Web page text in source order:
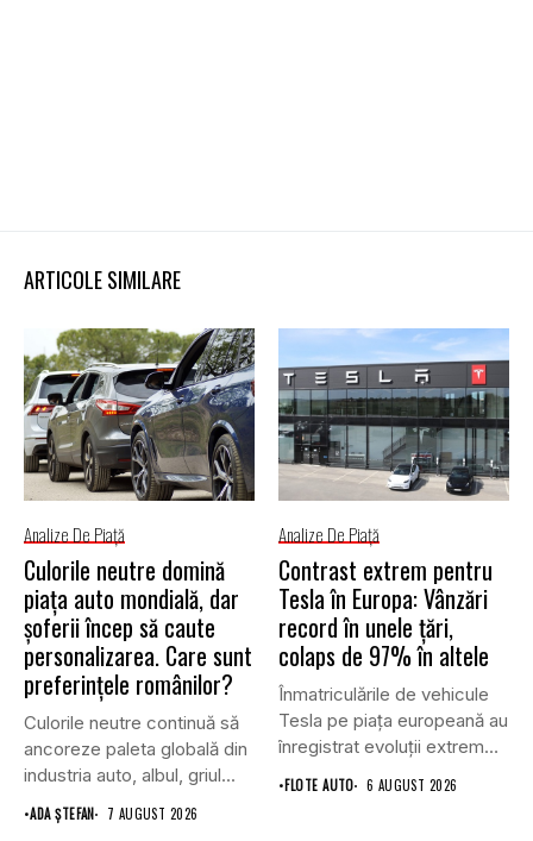
ARTICOLE SIMILARE
Analize De Piață
Culorile neutre domină
piața auto mondială, dar
șoferii încep să caute
personalizarea. Care sunt
preferințele românilor?
Culorile neutre continuă să
ancoreze paleta globală din
industria auto, albul, griul...
•ADA ȘTEFAN 7 AUGUST 2026
Analize De Piață
Contrast extrem pentru
Tesla în Europa: Vânzări
record în unele țări,
colaps de 97% în altele
Înmatriculările de vehicule
Tesla pe piața europeană au
înregistrat evoluții extrem
de...
•FLOTE AUTO 6 AUGUST 2026